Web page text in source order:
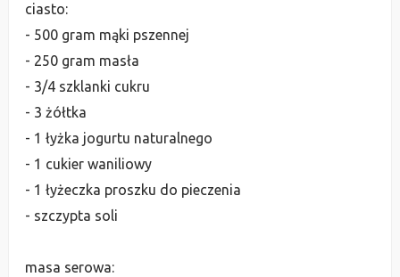
ciasto:
- 500 gram mąki pszennej
- 250 gram masła
- 3/4 szklanki cukru
- 3 żółtka
- 1 łyżka jogurtu naturalnego
- 1 cukier waniliowy
- 1 łyżeczka proszku do pieczenia
- szczypta soli
masa serowa: